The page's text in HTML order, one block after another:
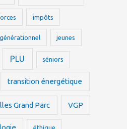
impôts
jeunes
PLU séniors
transition énergétique
Grand Parc VGP
éthique